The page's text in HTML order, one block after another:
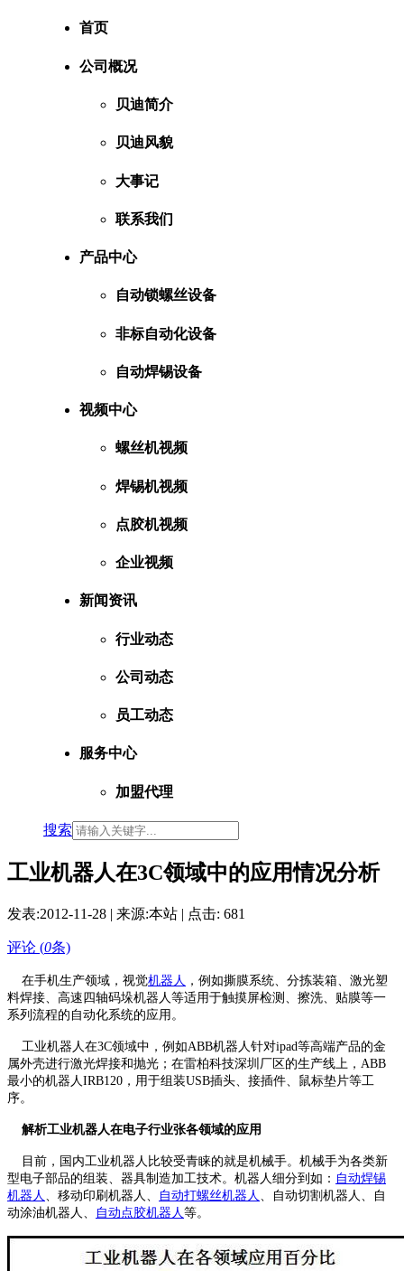
首页
公司概况
贝迪简介
贝迪风貌
大事记
联系我们
产品中心
自动锁螺丝设备
非标自动化设备
自动焊锡设备
视频中心
螺丝机视频
焊锡机视频
点胶机视频
企业视频
新闻资讯
行业动态
公司动态
员工动态
服务中心
加盟代理
搜索
工业机器人在3C领域中的应用情况分析
发表:2012-11-28 | 来源:本站 | 点击: 681
评论 (0条)
在手机生产领域，视觉机器人 ，例如撕膜系统、分拣装箱、激光塑
料焊接、高速四轴码垛机器人等适用于触摸屏检测、擦洗、贴膜等一
系列流程的自动化系统的应用。
工业机器人在3C领域中，例如ABB机器人针对ipad等高端产品的金
属外壳进行激光焊接和抛光；在雷柏科技深圳厂区的生产线上，ABB
最小的机器人IRB120，用于组装USB插头、接插件、鼠标垫片等工
序。
解析工业机器人在电子行业张各领域的应用
目前，国内工业机器人比较受青睐的就是机械手。机械手为各类新
型电子部品的组装、器具制造加工技术。机器人细分到如： 自动焊锡
机器人 、移动印刷机器人、 自动打螺丝机器人
、自动切割机器人、自
动涂油机器人、
自动点胶机器人 等。